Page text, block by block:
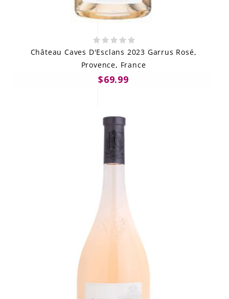
Château Caves D'Esclans 2023 Garrus Rosé,
Provence, France
$69.99